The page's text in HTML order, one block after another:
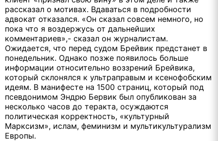
рассказал о мотивах. Вдаваться в подробности
адвокат отказался. «Он сказал совсем немного, но
пока что я воздержусь от дальнейших
комментариев»,- сказал он журналистам.
Ожидается, что перед судом Брейвик предстанет в
понедельник. Однако позже появилось больше
информации относительно воззрений Брейвика,
который склонялся к ультраправым и ксенофобским
идеям. В манифесте на 1500 страниц, который под
псевдонимом Эндрю Бервик был опубликован за
несколько часов до теракта, осуждаются
политическая корректность, «культурный
Марксизм», ислам, феминизм и мультикультурализм
Европы.